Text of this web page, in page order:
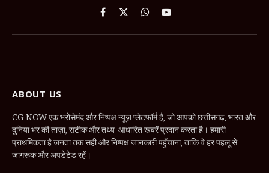
Facebook
X
WhatsApp
YouTube
ABOUT US
CG NOW एक भरोसेमंद और निष्पक्ष न्यूज़ प्लेटफॉर्म है, जो आपको छत्तीसगढ़, भारत और
दुनिया भर की ताज़ा, सटीक और तथ्य-आधारित खबरें प्रदान करता है। हमारी
प्राथमिकता है जनता तक सही और निष्पक्ष जानकारी पहुँचाना, ताकि वे हर पहलू से
जागरूक और अपडेटेड रहें।